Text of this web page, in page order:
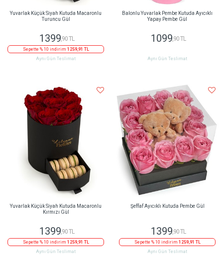
Yuvarlak Küçük Siyah Kutuda Macaronlu
Turuncu Gül
1399,90 TL
Sepette % 10 indirim 1259,91 TL
Aynı Gün Teslimat
Balonlu Yuvarlak Pembe Kutuda Ayıcıklı
Yapay Pembe Gül
1099,90 TL
Aynı Gün Teslimat
Yuvarlak Küçük Siyah Kutuda Macaronlu
Kırmızı Gül
1399,90 TL
Sepette % 10 indirim 1259,91 TL
Aynı Gün Teslimat
Şeffaf Ayıcıklı Kutuda Pembe Gül
1399,90 TL
Sepette % 10 indirim 1259,91 TL
Aynı Gün Teslimat